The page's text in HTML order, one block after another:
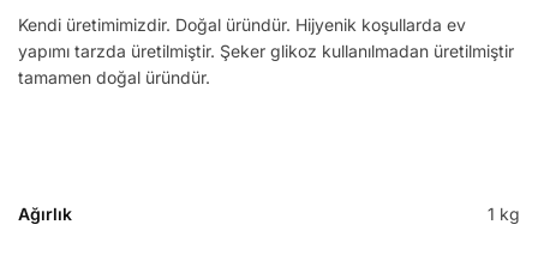
Kendi üretimimizdir. Doğal üründür. Hijyenik koşullarda ev
yapımı tarzda üretilmiştir. Şeker glikoz kullanılmadan üretilmiştir
tamamen doğal üründür.
Ağırlık 1 kg